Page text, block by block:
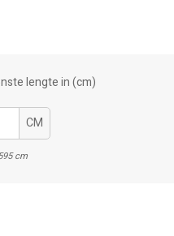
lengte in (cm)
CM
cm